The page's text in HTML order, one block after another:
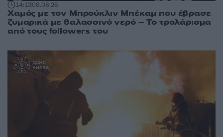
14:1308.08.26
Χαμός με τον Μπρούκλιν Μπέκαμ που έβρασε
ζυμαρικά με θαλασσινό νερό – Το τρολάρισμα
από τους followers του